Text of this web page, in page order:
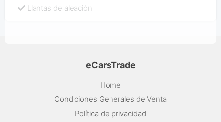
Llantas de aleación
eCarsTrade
Home
Condiciones Generales de Venta
Política de privacidad